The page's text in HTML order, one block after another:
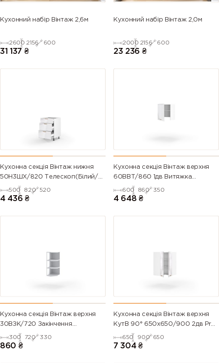
Кухонний набір Вінтаж 2,6м
2600 2156 600
31 137 ₴
Кухонний набір Вінтаж 2,0м
2000 2156 600
23 236 ₴
Кухонна секція Вінтаж нижня
50Н3ШХ/820 Телескоп(Білий/
Напівмат Білий 9003)
500 820 520
4 436 ₴
Кухонна секція Вінтаж верхня
60ВВТ/860 1дв Витяжка
Телескоп Pro Blum ЛІВА(Білий/
Напівмат Білий 9003)
600 860 350
4 648 ₴
Кухонна секція Вінтаж верхня
30ВЗК/720 Закінчення
Кутове(Білий)
300 720 330
860 ₴
Кухонна секція Вінтаж верхня
КутВ 90° 650х650/900 2дв Pro
Blum(Білий/Напівмат Білий
9003)
650 900 650
7 304 ₴